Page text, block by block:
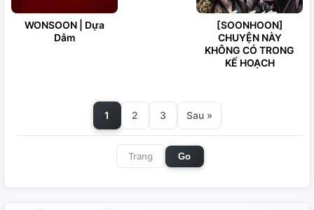
WONSOON | Dựa
Dẫm
[SOONHOON]
CHUYỆN NÀY
KHÔNG CÓ TRONG
KẾ HOẠCH
1 2 3 Sau »
Go